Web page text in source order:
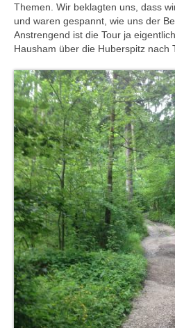
Themen. Wir beklagten uns, dass
und waren gespannt, wie uns der
Anstrengend ist die Tour ja
Hausham über die Huberspitz nach